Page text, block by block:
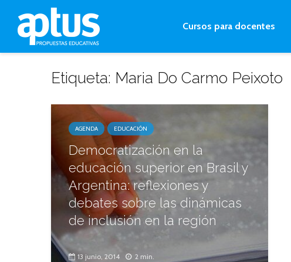
Cursos para docentes
Etiqueta: Maria Do Carmo Peixoto
AGENDA EDUCACIÓN
Democratización en la
educación superior en Brasil y
Argentina: reflexiones y
debates sobre las dinámicas
de inclusión en la región
13 junio, 2014 2 min.